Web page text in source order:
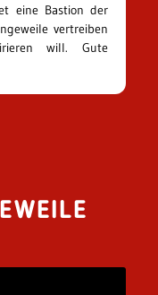
eine Bastion der
vertreiben
will. Gute